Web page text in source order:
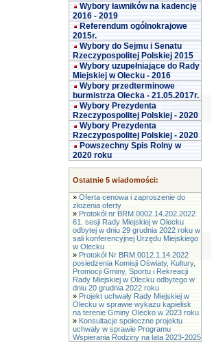
Wybory ławników na kadencję
2016 - 2019
Referendum ogólnokrajowe
2015r.
Wybory do Sejmu i Senatu
Rzeczypospolitej Polskiej 2015
Wybory uzupełniające do Rady
Miejskiej w Olecku - 2016
Wybory przedterminowe
burmistrza Olecka - 21.05.2017r.
Wybory Prezydenta
Rzeczypospolitej Polskiej - 2020
Wybory Prezydenta
Rzeczypospolitej Polskiej - 2020
Powszechny Spis Rolny w
2020 roku
Ostatnie 5 wiadomości:
» Oferta cenowa i zaproszenie do
złożenia oferty
» Protokół nr BRM.0002.14.202.2022
61. sesji Rady Miejskiej w Olecku
odbytej w dniu 29 grudnia 2022 roku w
sali konferencyjnej Urzędu Miejskiego
w Olecku
» Protokół Nr BRM.0012.1.14.2022
posiedzenia Komisji Oświaty, Kultury,
Promocji Gminy, Sportu i Rekreacji
Rady Miejskiej w Olecku odbytego w
dniu 20 grudnia 2022 roku
» Projekt uchwały Rady Miejskiej w
Olecku w sprawie wykazu kąpielisk
na terenie Gminy Olecko w 2023 roku
» Konsultacje społeczne projektu
uchwały w sprawie Programu
Wspierania Rodziny na lata 2023-2025